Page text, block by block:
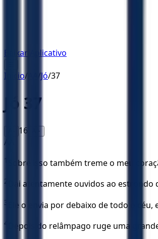
Baixar Aplicativo
Início/ /Jó/37
Jó 37
16 A+
AA
1 Sobre isso também treme o meu
2 Dai atentamente ouvidos ao
3 Ele o envia por debaixo de todo o
4 Depois do relâmpago ruge uma